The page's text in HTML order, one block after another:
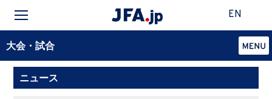
EN
大会・試合
ニュース